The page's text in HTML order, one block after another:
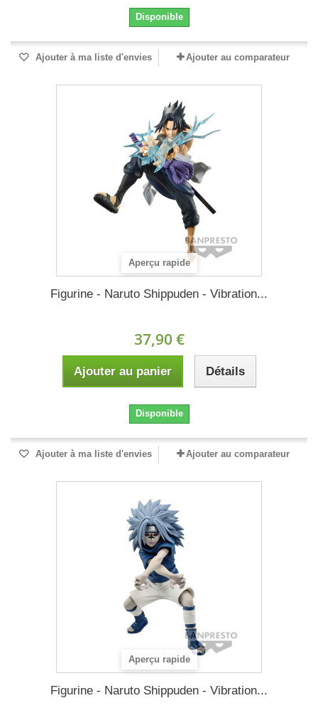
Disponible
Ajouter à ma liste d'envies Ajouter au comparateur
Aperçu rapide
Figurine - Naruto Shippuden - Vibration...
37,90 €
Ajouter au panier Détails
Disponible
Ajouter à ma liste d'envies Ajouter au comparateur
Aperçu rapide
Figurine - Naruto Shippuden - Vibration...